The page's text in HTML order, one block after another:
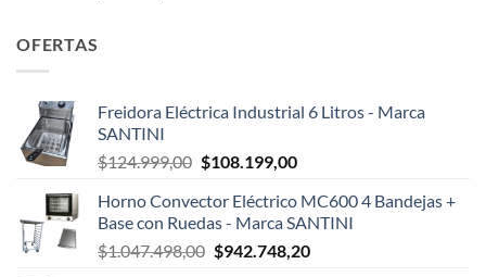
OFERTAS
Freidora Eléctrica Industrial 6 Litros - Marca
SANTINI
$124.999,00 El
original
era:
$124.999,00.
$108.199,00El
actual
es:
$108.199,00.
Horno Convector Eléctrico MC600 4 Bandejas +
Base con Ruedas - Marca SANTINI
$1.047.498,00 El
$942.748,20El